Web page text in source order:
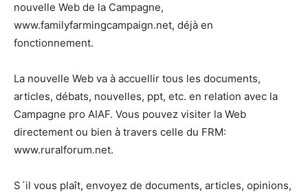
nouvelle Web de la Campagne,
www.familyfarmingcampaign.net, déjà en
fonctionnement.
La nouvelle Web va à accuellir tous les documents,
articles, débats, nouvelles, ppt, etc. en relation avec la
Campagne pro AIAF. Vous pouvez visiter la Web
directement ou bien à travers celle du FRM:
www.ruralforum.net.
S´il vous plaît, envoyez de documents, articles, opinions,